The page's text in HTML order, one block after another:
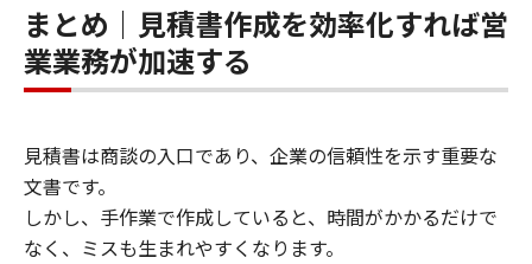
まとめ｜見積書作成を効率化すれば営
業業務が加速する
見積書は商談の入口であり、企業の信頼性を示す重要な
文書です。
しかし、手作業で作成していると、時間がかかるだけで
なく、ミスも生まれやすくなります。